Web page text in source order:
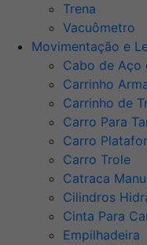
Trena
Vacuômetro
Movimentação e
Cabo de Aço
Carrinho
Carrinho de
Carro Para
Carro
Carro Trole
Catraca
Cilindros
Cinta Para
Empilhadeira